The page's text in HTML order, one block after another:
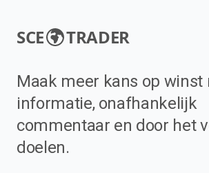
SCE TRADER
Maak meer kans op winst
informatie, onafhankelijk
commentaar en door het
doelen.